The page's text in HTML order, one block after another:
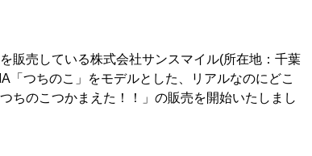
販売している株式会社サンスマイル(所在地：千葉
「つちのこ」をモデルとした、リアルなのにどこ
ちのこつかまえた！！」の販売を開始いたしまし